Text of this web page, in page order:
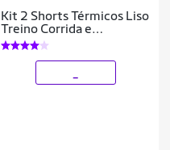
Kit 2 Shorts Térmicos Liso
Treino Corrida e
Academia